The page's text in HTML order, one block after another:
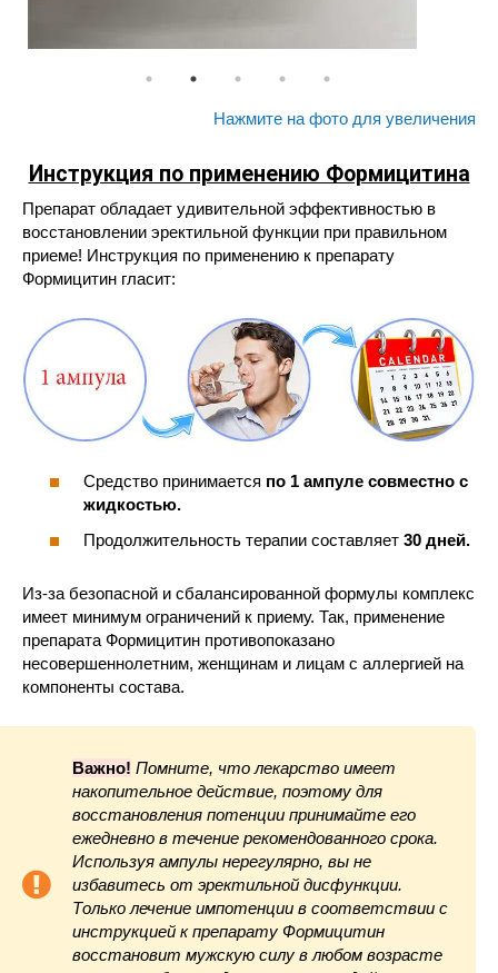
Нажмите на фото для увеличения
Инструкция по применению Формицитина
Препарат обладает удивительной эффективностью в
восстановлении эректильной функции при правильном
приеме! Инструкция по применению к препарату
Формицитин гласит:
Средство принимается по 1 ампуле совместно с
жидкостью.
Продолжительность терапии составляет 30 дней.
Из-за безопасной и сбалансированной формулы комплекс
имеет минимум ограничений к приему. Так, применение
препарата Формицитин противопоказано
несовершеннолетним, женщинам и лицам с аллергией на
компоненты состава.
Важно! Помните, что лекарство имеет
накопительное действие, поэтому для
восстановления потенции принимайте его
ежедневно в течение рекомендованного срока.
Используя ампулы нерегулярно, вы не
избавитесь от эректильной дисфункции.
Только лечение импотенции в соответствии с
инструкцией к препарату Формицитин
восстановит мужскую силу в любом возрасте